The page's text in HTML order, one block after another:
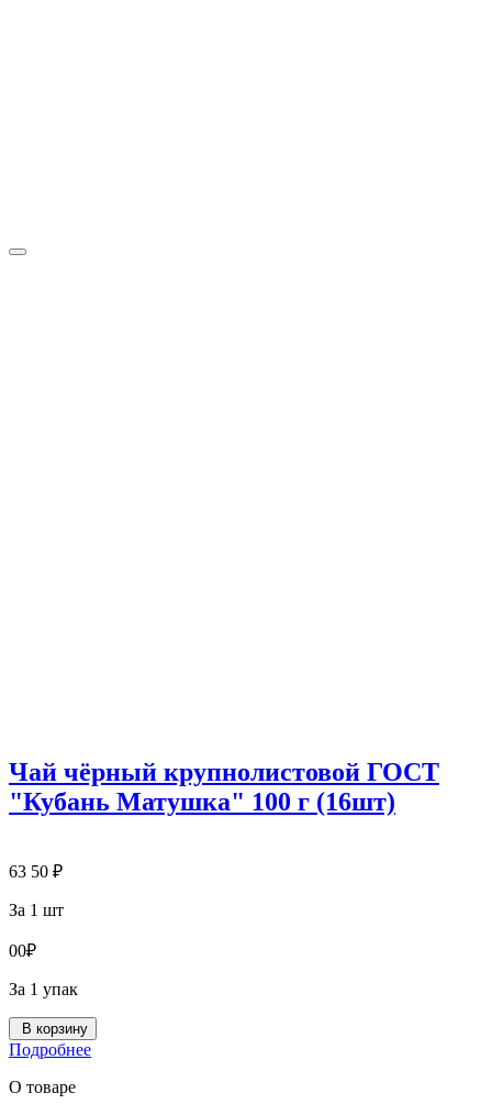
Чай чёрный крупнолистовой ГОСТ
"Кубань Матушка" 100 г (16шт)
63 50 ₽
За 1 шт
00₽
За 1 упак
В корзину
Подробнее
О товаре